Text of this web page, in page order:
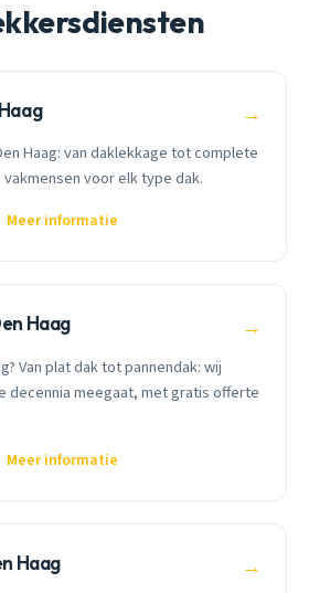
→
Haag: van daklekkage tot complete
voor elk type dak.
Meer informatie
Haag →
Van plat dak tot pannendak: wij
decennia meegaat, met gratis offerte
Meer informatie
Haag →